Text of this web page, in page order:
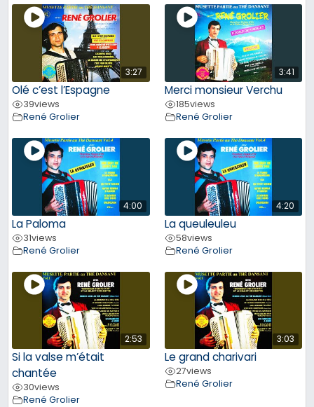
3:27
Olé c’est l’Espagne
39views
René Grolier
3:41
Merci monsieur Verchu
185views
René Grolier
4:00
La Paloma
31views
René Grolier
4:20
La queuleuleu
58views
René Grolier
2:53
Si la valse m’était
chantée
30views
René Grolier
3:03
Le grand charivari
27views
René Grolier